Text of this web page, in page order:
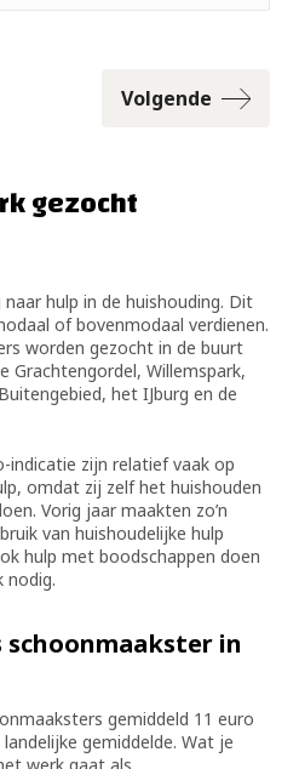
Volgende
gezocht
hulp in de huishouding. Dit
of bovenmodaal verdienen.
worden gezocht in de buurt
Grachtengordel, Willemspark,
het IJburg en de
indicatie zijn relatief vaak op
omdat zij zelf het huishouden
Vorig jaar maakten zo’n
van huishoudelijke hulp
hulp met boodschappen doen
nodig.
in
gemiddeld 11 euro
gemiddelde. Wat je